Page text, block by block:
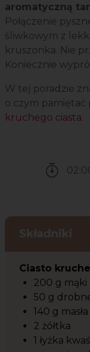
aromatyczną
Połączenie
śliwkowym z
kruszonka. Nie
Koniecznie
W tej poradzie
o czym
kruchego ciasta.
Składniki
Ciasto
200 g mąki
50 g
140 g masła
2 żółtka
1 łyżka